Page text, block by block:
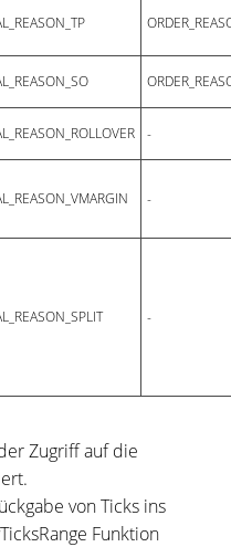
-
-
-
Zugriff auf die
von Ticks ins
Funktion